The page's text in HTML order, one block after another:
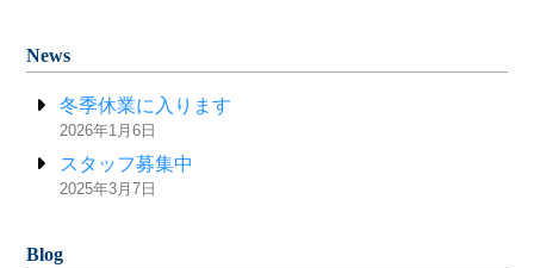
News
冬季休業に入ります
2026年1月6日
スタッフ募集中
2025年3月7日
Blog